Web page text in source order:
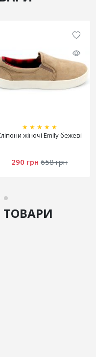
★ ★ ★ ★ ★
жіночі Emily бежеві
290 грн 658 грн
ТОВАРИ